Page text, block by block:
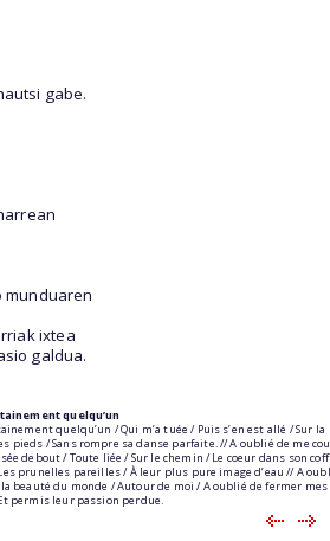
gabe.
munduaren
ixtea
galdua.
quelqu’un
quelqu’un / Qui m’a tuée / Puis s’en est allé / Sur la
pieds / Sans rompre sa danse parfaite. // A oublié de me
debout / Toute liée / Sur le chemin / Le coeur dans son
prunelles pareilles / À leur plus pure image d’eau // A
la beauté du monde / Autour de moi / A oublié de fermer
permis leur passion perdue.